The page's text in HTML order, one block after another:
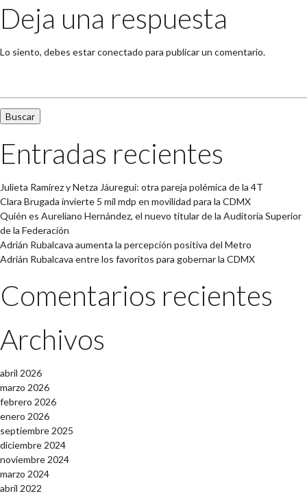
Deja una respuesta
Lo siento, debes estarconectado para publicar un comentario.
Entradas recientes
Julieta Ramírez y Netza Jáuregui: otra pareja polémica de la 4T
Clara Brugada invierte 5 mil mdp en movilidad para la CDMX
Quién es Aureliano Hernández, el nuevo titular de la Auditoría Superior
de la Federación
Adrián Rubalcava aumenta la percepción positiva del Metro
Adrián Rubalcava entre los favoritos para gobernar la CDMX
Comentarios recientes
Archivos
abril 2026
marzo 2026
febrero 2026
enero 2026
septiembre 2025
diciembre 2024
noviembre 2024
marzo 2024
abril 2022